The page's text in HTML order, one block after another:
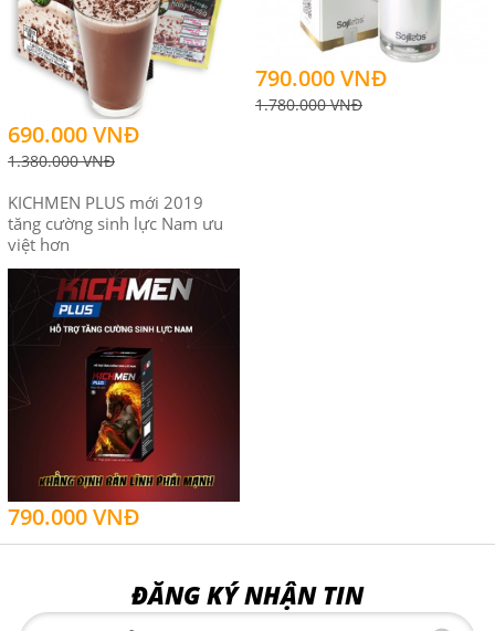
690.000 VNĐ
1.380.000 VNĐ
790.000 VNĐ
1.780.000 VNĐ
KICHMEN PLUS mới 2019
tăng cường sinh lực Nam ưu
việt hơn
790.000 VNĐ
ĐĂNG KÝ NHẬN TIN